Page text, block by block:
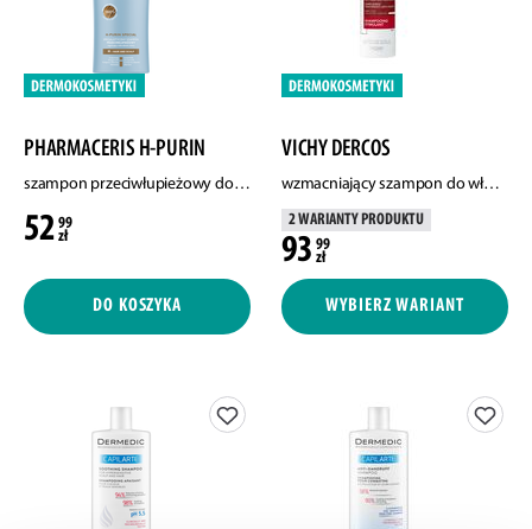
PHARMACERIS H-PURIN
szampon przeciwłupieżowy do włosów, 250 ml
52 99
zł
DO KOSZYKA
VICHY DERCOS
wzmacniający szampon do włosów, 200 ml
2 WARIANTY PRODUKTU
93 99
zł
WYBIERZ WARIANT